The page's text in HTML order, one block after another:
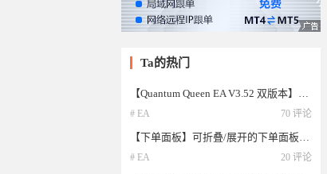
Ta的热门
【Quantum Queen EA V3.52 双版本】量子女王最新3.52无限制版本(全网唯一)
# EA 70 评论
【下单面板】可折叠/展开的下单面板源码直接分享
# EA 20 评论